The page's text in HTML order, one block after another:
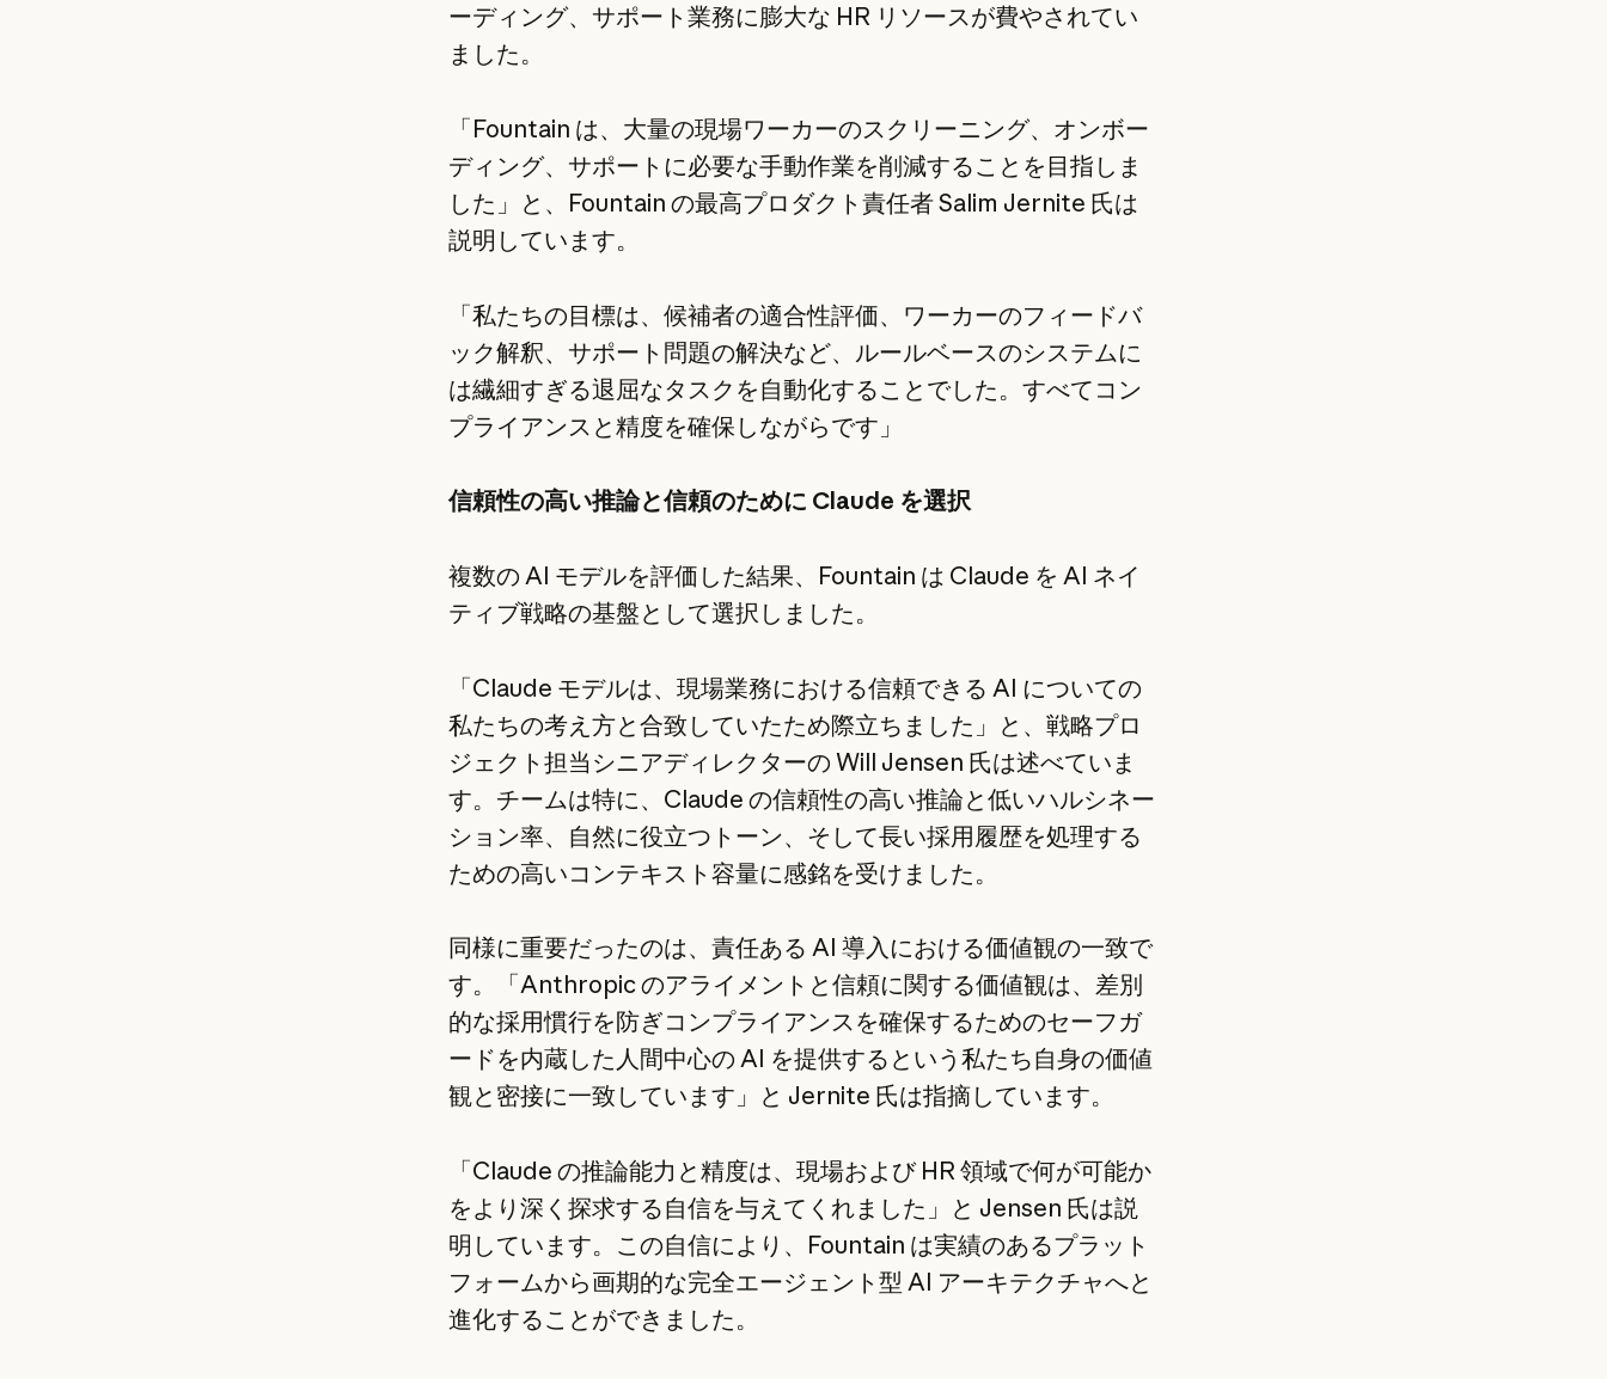
ーディング、サポート業務に膨大な HR リソースが費やされてい
ました。
「Fountain は、大量の現場ワーカーのスクリーニング、オンボー
ディング、サポートに必要な手動作業を削減することを目指しま
した」と、Fountain の最高プロダクト責任者 Salim Jernite 氏は
説明しています。
「私たちの目標は、候補者の適合性評価、ワーカーのフィードバ
ック解釈、サポート問題の解決など、ルールベースのシステムに
は繊細すぎる退屈なタスクを自動化することでした。すべてコン
プライアンスと精度を確保しながらです」
信頼性の高い推論と信頼のために Claude を選択
複数の AI モデルを評価した結果、Fountain は Claude を AI ネイ
ティブ戦略の基盤として選択しました。
「Claude モデルは、現場業務における信頼できる AI についての
私たちの考え方と合致していたため際立ちました」と、戦略プロ
ジェクト担当シニアディレクターの Will Jensen 氏は述べていま
す。チームは特に、Claude の信頼性の高い推論と低いハルシネー
ション率、自然に役立つトーン、そして長い採用履歴を処理する
ための高いコンテキスト容量に感銘を受けました。
同様に重要だったのは、責任ある AI 導入における価値観の一致で
す。「Anthropic のアライメントと信頼に関する価値観は、差別
的な採用慣行を防ぎコンプライアンスを確保するためのセーフガ
ードを内蔵した人間中心の AI を提供するという私たち自身の価値
観と密接に一致しています」と Jernite 氏は指摘しています。
「Claude の推論能力と精度は、現場および HR 領域で何が可能か
をより深く探求する自信を与えてくれました」と Jensen 氏は説
明しています。この自信により、Fountain は実績のあるプラット
フォームから画期的な完全エージェント型 AI アーキテクチャへと
進化することができました。